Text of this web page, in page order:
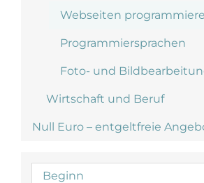
Webseiten
Programmiersprachen
Foto- und
Wirtschaft und Beruf
Null Euro – entgeltfreie
Beginn